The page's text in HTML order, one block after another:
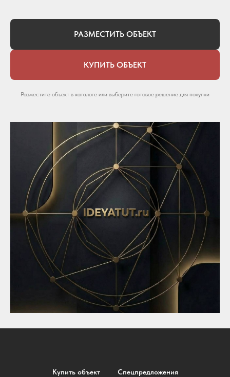
РАЗМЕСТИТЬ ОБЪЕКТ
КУПИТЬ ОБЪЕКТ
Разместите объект в каталоге или выберите готовое решение для покупки
Купить объект Спецпредложения